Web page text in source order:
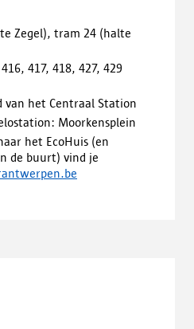
Zegel), tram 24 (halte
417, 418, 427, 429
van het Centraal Station
Moorkensplein
het EcoHuis (en
de buurt) vind je